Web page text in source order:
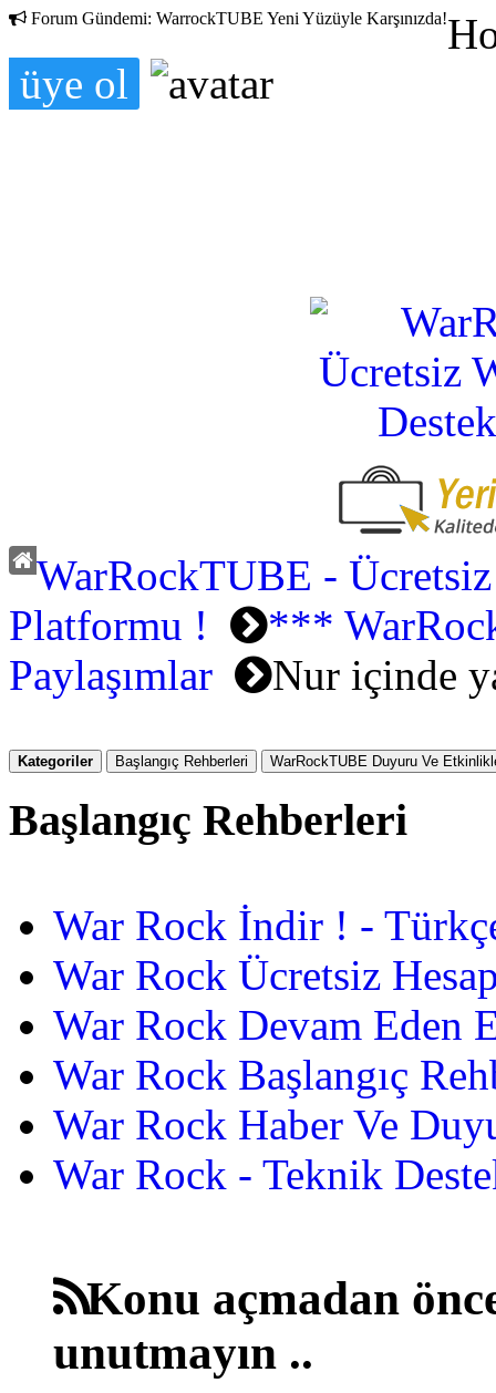
Forum Gündemi: WarrockTUBE Yeni Yüzüyle Karşınızda!
üye ol
WarRockTUBE -
Platformu !
***
Paylaşımlar
Nur içinde
Kategoriler Başlangıç Rehberleri WarRockTUBE Duyuru Ve
Başlangıç Rehberleri
War Rock İndir ! -
War Rock Ücretsiz
War Rock Devam Eden
War Rock Başlangıç
War Rock Haber Ve
War Rock - Teknik
Konu açmadan
unutmayın ..